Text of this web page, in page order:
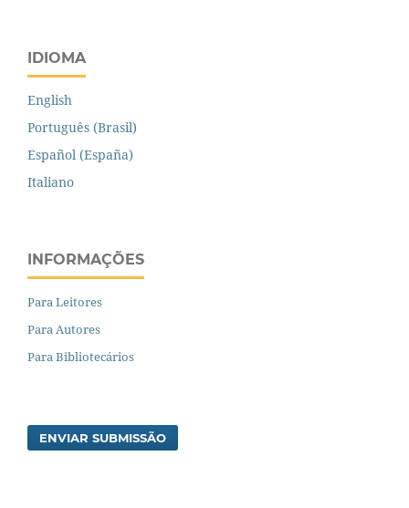
IDIOMA
English
Português (Brasil)
Español (España)
Italiano
INFORMAÇÕES
Para Leitores
Para Autores
Para Bibliotecários
ENVIAR SUBMISSÃO